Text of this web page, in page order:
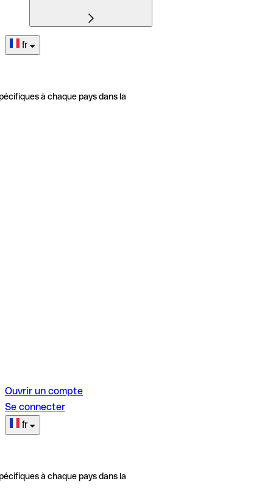
fr
à chaque pays dans la
Ouvrir un compte
Se connecter
fr
à chaque pays dans la